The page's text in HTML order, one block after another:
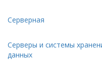
Серверная
Серверы и системы
данных